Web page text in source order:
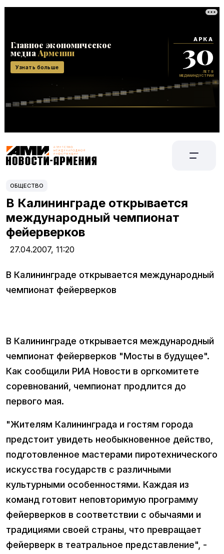
ОБЩЕСТВО
В Калининграде открывается
международный чемпионат
фейерверков
27.04.2007, 11:20
В Калининграде открывается международный
чемпионат фейерверков
В Калининграде открывается международный
чемпионат фейерверков "Мосты в будущее".
Как сообщили РИА Новости в оргкомитете
соревнований, чемпионат продлится до
первого мая.
"Жителям Калининграда и гостям города
предстоит увидеть необыкновенное действо,
подготовленное мастерами пиротехнического
искусства государств с различными
культурными особенностями. Каждая из
команд готовит неповторимую программу
фейерверков в соответствии с обычаями и
традициями своей страны, что превращает
фейерверк в театральное представление", -